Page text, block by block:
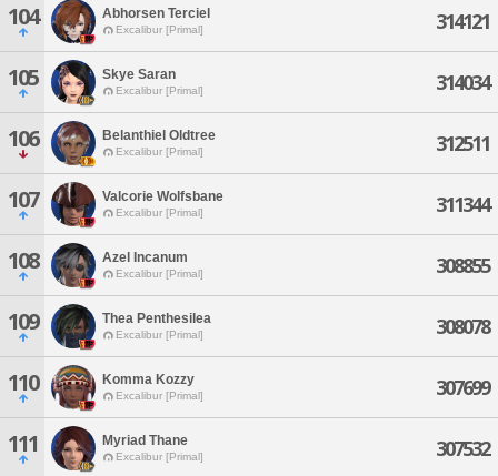
104 Abhorsen Terciel
Excalibur [Primal] 314121
105 Skye Saran
Excalibur [Primal] 314034
106 Belanthiel Oldtree
Excalibur [Primal] 312511
107 Valcorie Wolfsbane
Excalibur [Primal] 311344
108 Azel Incanum
Excalibur [Primal] 308855
109 Thea Penthesilea
Excalibur [Primal] 308078
110 Komma Kozzy
Excalibur [Primal] 307699
111 Myriad Thane
Excalibur [Primal] 307532